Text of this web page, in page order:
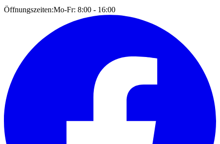
Öffnungszeiten:Mo-Fr: 8:00 - 16:00